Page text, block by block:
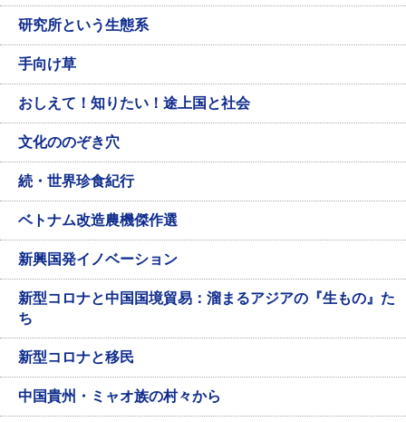
研究所という生態系
手向け草
おしえて！知りたい！途上国と社会
文化ののぞき穴
続・世界珍食紀行
ベトナム改造農機傑作選
新興国発イノベーション
新型コロナと中国国境貿易：溜まるアジアの『生もの』た
ち
新型コロナと移民
中国貴州・ミャオ族の村々から